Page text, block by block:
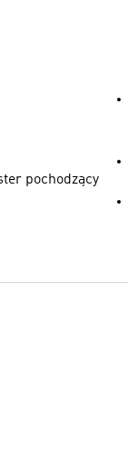
pochodzący